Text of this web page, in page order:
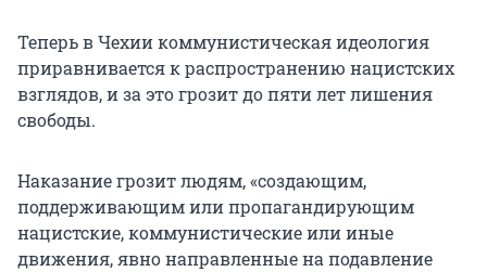
Теперь в Чехии коммунистическая идеология
приравнивается к распространению нацистских
взглядов, и за это грозит до пяти лет лишения
свободы.
Наказание грозит людям, «создающим,
поддерживающим или пропагандирующим
нацистские, коммунистические или иные
движения, явно направленные на подавление